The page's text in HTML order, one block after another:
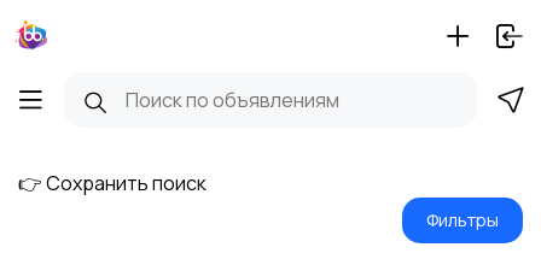
👉 Сохранить поиск
Фильтры